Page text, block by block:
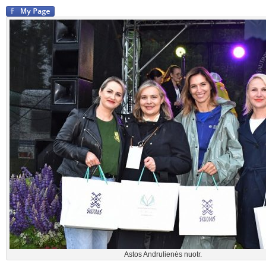
Astos Andrulienės nuotr.